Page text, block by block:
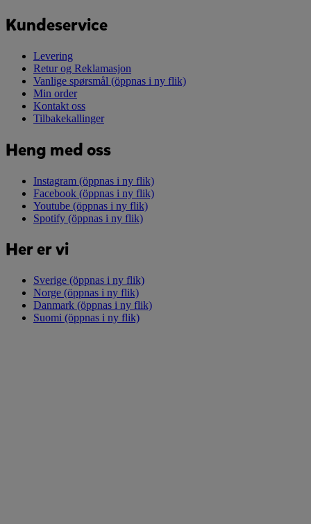
Kundeservice
Levering
Retur og Reklamasjon
Vanlige spørsmål (öppnas i ny flik)
Min order
Kontakt oss
Tilbakekallinger
Heng med oss
Instagram (öppnas i ny flik)
Facebook (öppnas i ny flik)
Youtube (öppnas i ny flik)
Spotify (öppnas i ny flik)
Her er vi
Sverige (öppnas i ny flik)
Norge (öppnas i ny flik)
Danmark (öppnas i ny flik)
Suomi (öppnas i ny flik)